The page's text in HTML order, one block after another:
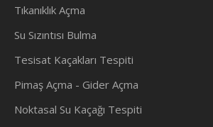
Tıkanıklık Açma
Su Sızıntısı Bulma
Tesisat Kaçakları Tespiti
Pimaş Açma - Gider Açma
Noktasal Su Kaçağı Tespiti